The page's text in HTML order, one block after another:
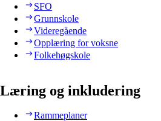
SFO
Grunnskole
Videregående
Opplæring for voksne
Folkehøgskole
Læring og inkludering
Rammeplaner